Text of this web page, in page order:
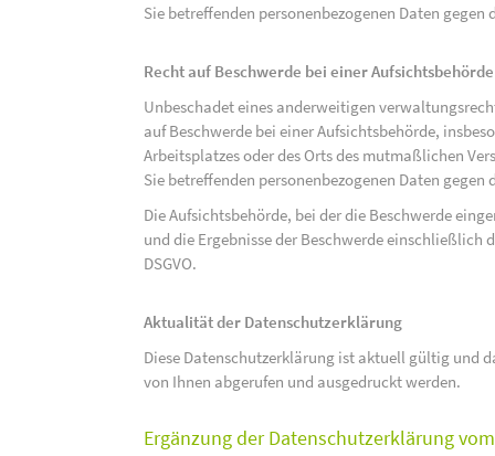
Sie betreffenden personenbezogenen Daten gegen
Recht auf Beschwerde bei einer Aufsichtsbehörde
Unbeschadet eines anderweitigen
auf Beschwerde bei einer Aufsichtsbehörde,
Arbeitsplatzes oder des Orts des mutmaßlichen
Sie betreffenden personenbezogenen Daten gegen
Die Aufsichtsbehörde, bei der die Beschwerde
und die Ergebnisse der Beschwerde
DSGVO.
Aktualität der Datenschutzerklärung
Diese Datenschutzerklärung ist aktuell gültig und
von Ihnen abgerufen und ausgedruckt werden.
Ergänzung der Datenschutzerklärung